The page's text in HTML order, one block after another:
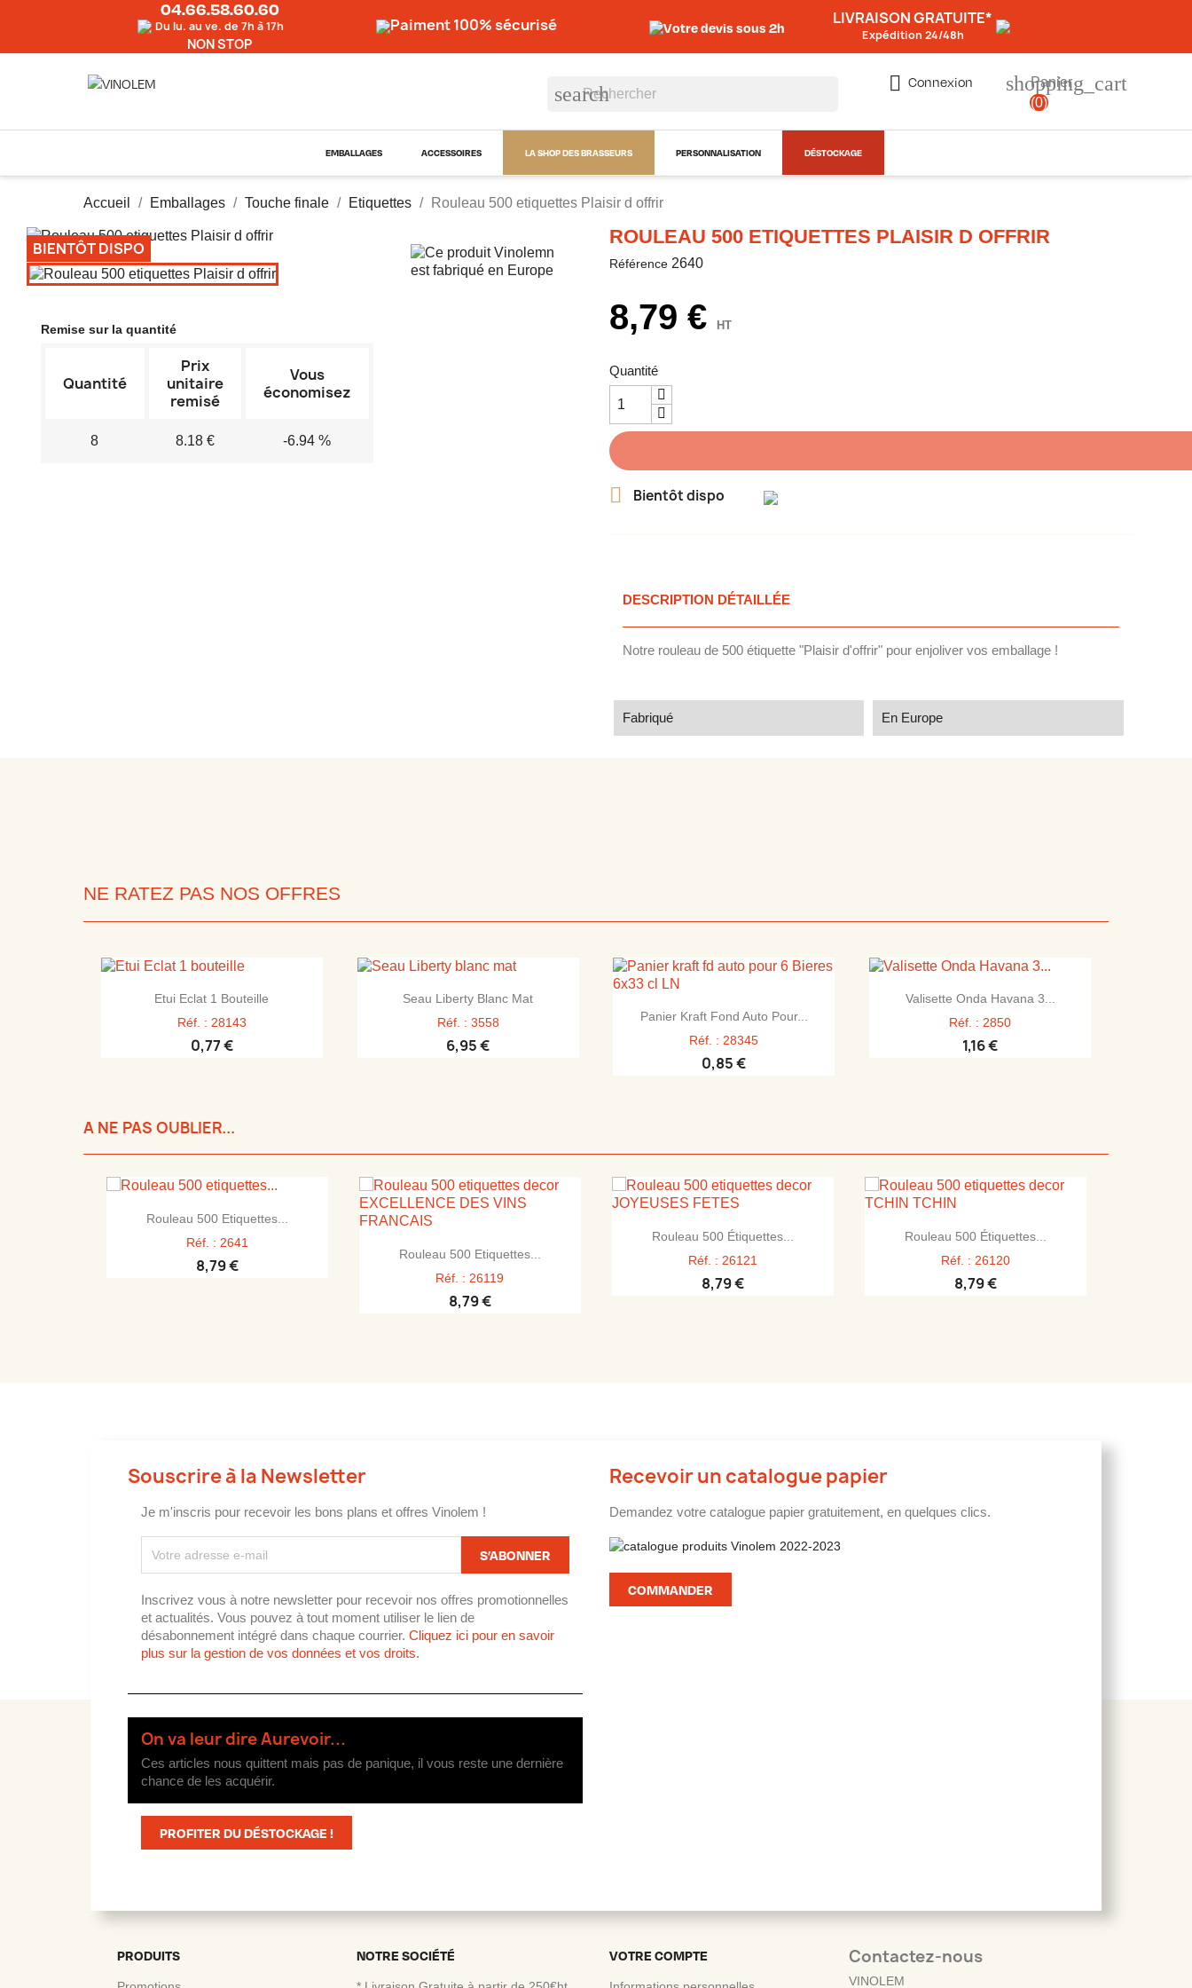
04.66.58.60.60
Du lu. au ve. de 7h à 17h
NON STOP
Paiment 100% sécurisé Votre devis sous 2h LIVRAISON GRATUITE*
Expédition 24/48h
 Connexion shopping_cart
Panier
(0)
search
EMBALLAGES ACCESSOIRES LA SHOP DES BRASSEURS PERSONNALISATION DÉSTOCKAGE
Accueil Emballages Touche finale Etiquettes Rouleau 500 etiquettes Plaisir d offrir
BIENTÔT DISPO
Remise sur la quantité
Quantité
Prix
unitaire
remisé
Vous
économisez
8 8.18 € -6.94 %
ROULEAU 500 ETIQUETTES PLAISIR D OFFRIR
Référence 2640
8,79 € HT
Quantité
 Bientôt dispo
DESCRIPTION DÉTAILLÉE
Notre rouleau de 500 étiquette "Plaisir d'offrir" pour enjoliver vos emballage !
Fabriqué En Europe
NE RATEZ PAS NOS OFFRES
 Aperçu rapide
Etui Eclat 1 Bouteille
Réf. : 28143
0,77 €
 Aperçu rapide
Seau Liberty Blanc Mat
Réf. : 3558
6,95 €
 Aperçu rapide
Panier Kraft Fond Auto Pour...
Réf. : 28345
0,85 €
 Aperçu rapide
Valisette Onda Havana 3...
Réf. : 2850
1,16 €
A NE PAS OUBLIER...
 Aperçu rapide
Rouleau 500 Etiquettes...
Réf. : 2641
8,79 €
 Aperçu rapide
Rouleau 500 Etiquettes...
Réf. : 26119
8,79 €
 Aperçu rapide
Rouleau 500 Étiquettes...
Réf. : 26121
8,79 €
 Aperçu rapide
Rouleau 500 Étiquettes...
Réf. : 26120
8,79 €
Souscrire à la Newsletter
Je m'inscris pour recevoir les bons plans et offres Vinolem !
Inscrivez vous à notre newsletter pour recevoir nos offres promotionnelles
et actualités. Vous pouvez à tout moment utiliser le lien de
désabonnement intégré dans chaque courrier. Cliquez ici pour en savoir
plus sur la gestion de vos données et vos droits.
On va leur dire Aurevoir...
Ces articles nous quittent mais pas de panique, il vous reste une dernière
chance de les acquérir.
PROFITER DU DÉSTOCKAGE !
Recevoir un catalogue papier
Demandez votre catalogue papier gratuitement, en quelques clics.
COMMANDER
PRODUITS NOTRE SOCIÉTÉ VOTRE COMPTE Contactez-nous
VINOLEM